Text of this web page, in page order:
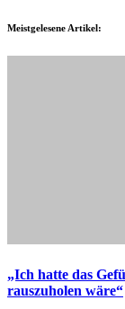
Meistgelesene Artikel:
„Ich hatte das
rauszuholen wäre“